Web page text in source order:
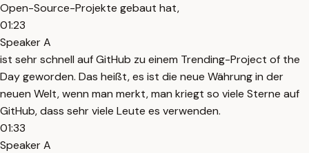
Open-Source-Projekte gebaut hat,
01:23
Speaker A
ist sehr schnell auf GitHub zu einem Trending-Project of the
Day geworden. Das heißt, es ist die neue Währung in der
neuen Welt, wenn man merkt, man kriegt so viele Sterne auf
GitHub, dass sehr viele Leute es verwenden.
01:33
Speaker A